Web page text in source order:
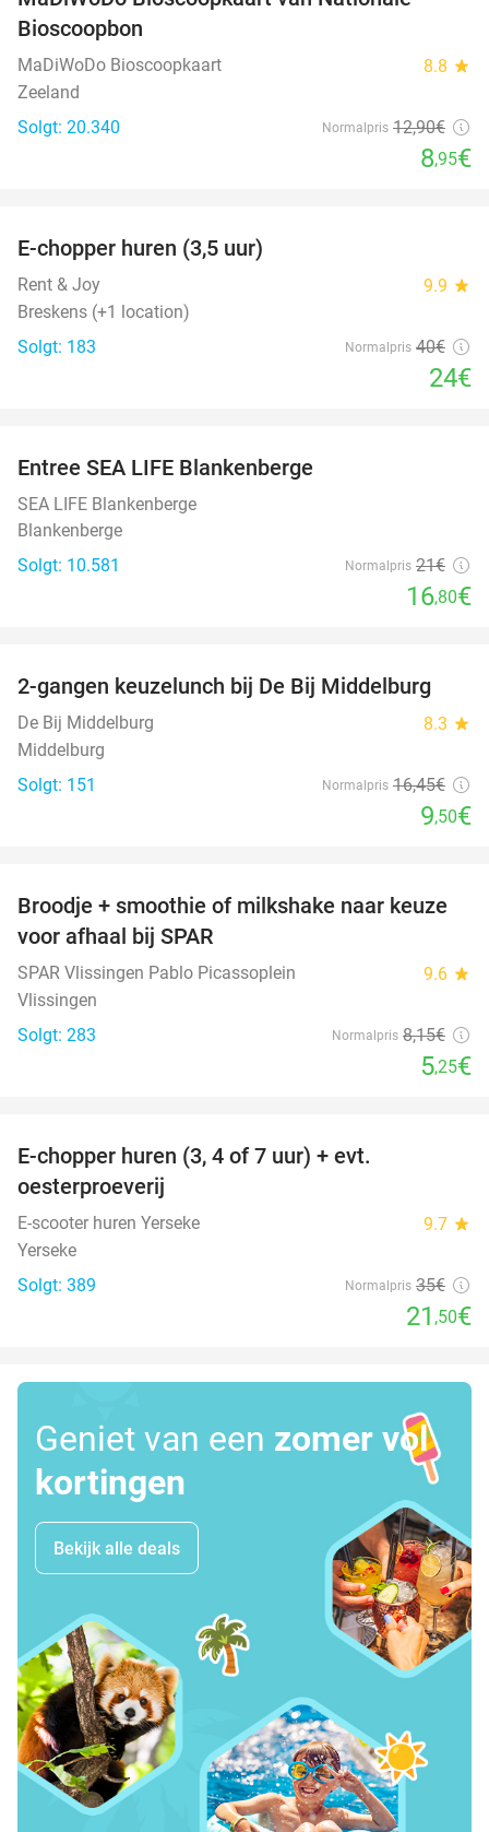
Bioscoopbon
MaDiWoDo Bioscoopkaart 8.8 star
Zeeland
Solgt: 20.340
Normalpris 12,90€
8,95€
E-chopper huren (3,5 uur)
Rent & Joy 9.9 star
Breskens (+1 location)
Solgt: 183
Normalpris 40€
24€
Entree SEA LIFE Blankenberge
SEA LIFE Blankenberge
Blankenberge
Solgt: 10.581
Normalpris 21€
16,80€
42%
2-gangen keuzelunch bij De Bij Middelburg
De Bij Middelburg 8.3 star
Middelburg
Solgt: 151
Normalpris 16,45€
9,50€
36%
Broodje + smoothie of milkshake naar keuze
voor afhaal bij SPAR
SPAR Vlissingen Pablo Picassoplein 9.6 star
Vlissingen
Solgt: 283
Normalpris 8,15€
5,25€
E-chopper huren (3, 4 of 7 uur) + evt.
oesterproeverij
E-scooter huren Yerseke 9.7 star
Yerseke
Solgt: 389
Normalpris 35€
21 ,50€
Geniet van een zomer vol
kortingen
Bekijk alle deals